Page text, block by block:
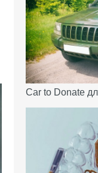
Car to Donate